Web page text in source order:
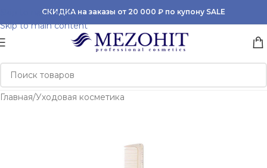
Skip to navigation
Skip to main content
СКИДКА на заказы от 20 000 ₽ по купону SALE
Главная/Уходовая косметика